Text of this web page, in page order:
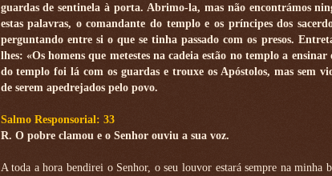
guardas de sentinela à porta. Abrimo-la, mas não encontrámos
estas palavras, o comandante do templo e os príncipes dos
perguntando entre si o que se tinha passado com os presos.
lhes: «Os homens que metestes na cadeia estão no templo a
do templo foi lá com os guardas e trouxe os Apóstolos, mas sem
de serem apedrejados pelo povo.
Salmo Responsorial: 33
R. O pobre clamou e o Senhor ouviu a sua voz.
A toda a hora bendirei o Senhor, o seu louvor estará sempre na minha